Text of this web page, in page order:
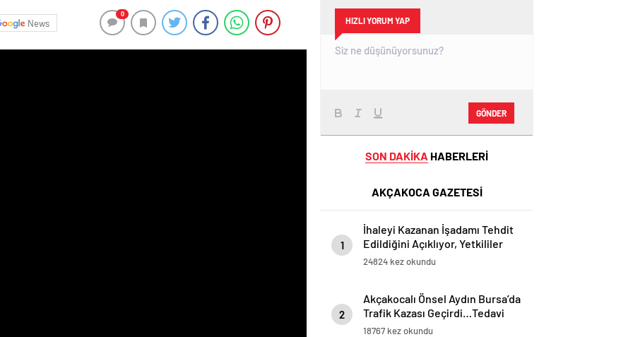
News
0
HIZLI YORUM YAP
GÖNDER
SON DAKİKA HABERLERİ
AKÇAKOCA GAZETESİ
1
İhaleyi Kazanan İşadamı Tehdit
Edildiğini Açıklıyor, Yetkililer
Suskun!
24824 kez okundu
2
Akçakocalı Önsel Aydın Bursa’da
Trafik Kazası Geçirdi…Tedavi
Altına Alınan Gencin Hayati
18767 kez okundu